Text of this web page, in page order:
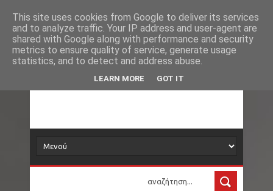
Νέα Loading...
δορυφόρος
Τα νέα όλου του κόσμου στο πιάτο σας
This site uses cookies from Google to deliver its services
and to analyze traffic. Your IP address and user-agent are
shared with Google along with performance and security
metrics to ensure quality of service, generate usage
statistics, and to detect and address abuse.
LEARN MORE GOT IT